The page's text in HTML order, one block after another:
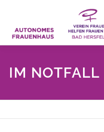
springen
HOME
IM NOTFALL